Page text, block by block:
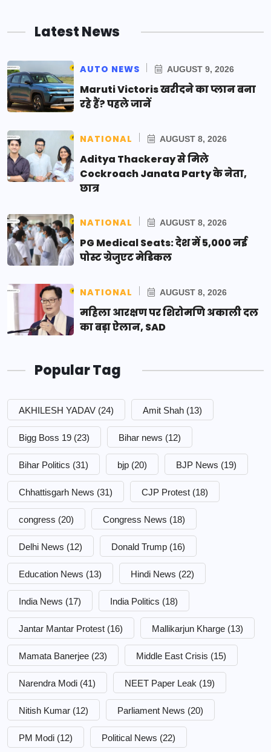
Latest News
AUTO NEWS AUGUST 9, 2026
Maruti Victoris खरीदने का प्लान बना
रहे हैं? पहले जानें
NATIONAL AUGUST 8, 2026
Aditya Thackeray से मिले
Cockroach Janata Party के नेता,
छात्र
NATIONAL AUGUST 8, 2026
PG Medical Seats: देश में 5,000 नई
पोस्ट ग्रेजुएट मेडिकल
NATIONAL AUGUST 8, 2026
महिला आरक्षण पर शिरोमणि अकाली दल
का बड़ा ऐलान, SAD
Popular Tag
AKHILESH YADAV (24) Amit Shah (13)
Bigg Boss 19 (23) Bihar news (12)
Bihar Politics (31) bjp (20) BJP News (19)
Chhattisgarh News (31) CJP Protest (18)
congress (20) Congress News (18)
Delhi News (12) Donald Trump (16)
Education News (13) Hindi News (22)
India News (17) India Politics (18)
Jantar Mantar Protest (16) Mallikarjun Kharge (13)
Mamata Banerjee (23) Middle East Crisis (15)
Narendra Modi (41) NEET Paper Leak (19)
Nitish Kumar (12) Parliament News (20)
PM Modi (12) Political News (22)